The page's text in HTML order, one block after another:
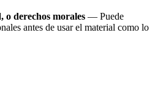
derechos morales — Puede
antes de usar el material como lo